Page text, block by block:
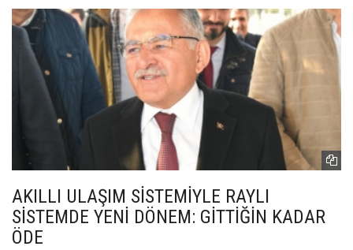
AKILLI ULAŞIM SİSTEMİYLE RAYLI
SİSTEMDE YENİ DÖNEM: GİTTİĞİN KADAR
ÖDE